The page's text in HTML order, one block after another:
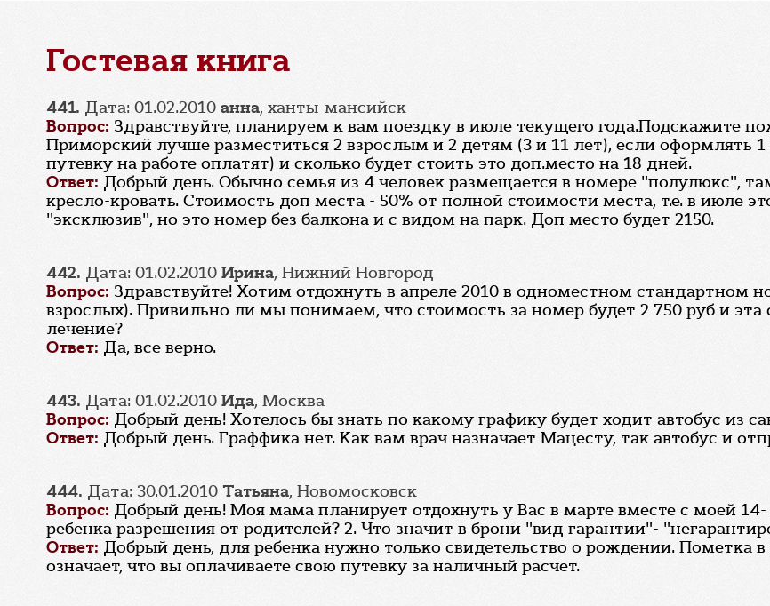
Гостевая книга
441. Дата: 01.02.2010 анна, ханты-мансийск
Вопрос: Здравствуйте, планируем к вам поездку в июле текущего года.Подскажите
Приморский лучше разместиться 2 взрослым и 2 детям (3 и 11 лет), если оформлять
путевку на работе оплатят) и сколько будет стоить это доп.место на 18 дней.
Ответ: Добрый день. Обычно семья из 4 человек размещается в номере "полулюкс",
кресло-кровать. Стоимость доп места - 50% от полной стоимости места, т.е. в июле
"эксклюзив", но это номер без балкона и с видом на парк. Доп место будет 2150.
442. Дата: 01.02.2010 Ирина, Нижний Новгород
Вопрос: Здравствуйте! Хотим отдохнуть в апреле 2010 в одноместном стандартном
взрослых). Привильно ли мы понимаем, что стоимость за номер будет 2 750 руб и
лечение?
Ответ: Да, все верно.
443. Дата: 01.02.2010 Ида, Москва
Вопрос: Добрый день! Хотелось бы знать по какому графику будет ходит автобус из
Ответ: Добрый день. Граффика нет. Как вам врач назначает Мацесту, так автобус и
444. Дата: 30.01.2010 Татьяна, Новомосковск
Вопрос: Добрый день! Моя мама планирует отдохнуть у Вас в марте вместе с моей
ребенка разрешения от родителей? 2. Что значит в брони "вид гарантии"-
Ответ: Добрый день, для ребенка нужно только свидетельство о рождении. Пометка
означает, что вы оплачиваете свою путевку за наличный расчет.